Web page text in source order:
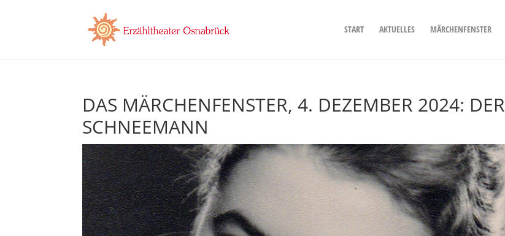
START AKTUELLES MÄRCHENFENSTER
DAS MÄRCHENFENSTER, 4. DEZEMBER 2024: DER
SCHNEEMANN